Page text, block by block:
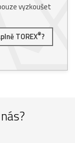
vyzkoušet
TOREX®?